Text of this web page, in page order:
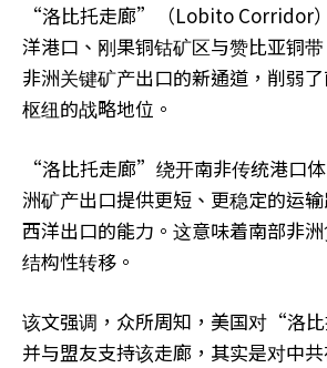
“洛比托走廊”（Lobito Corridor
洋港口、刚果铜钴矿区与赞比亚铜
非洲关键矿产出口的新通道，削弱
枢纽的战略地位。
“洛比托走廊”绕开南非传统港口
洲矿产出口提供更短、更稳定的运
西洋出口的能力。这意味着南部非
结构性转移。
该文强调，众所周知，美国对“洛
并与盟友支持该走廊，其实是对中